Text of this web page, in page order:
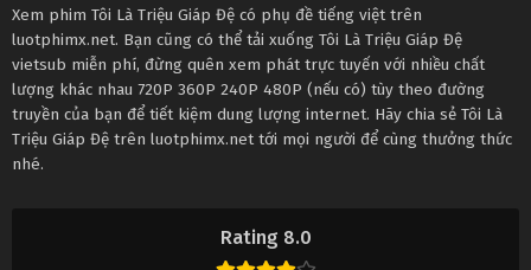
Rating 8.0
Xem phim Tôi Là Triệu Giáp Đệ có phụ đề tiếng việt trên
luotphimx.net. Bạn cũng có thể tải xuống Tôi Là Triệu Giáp Đệ
vietsub miễn phí, đừng quên xem phát trực tuyến với nhiều chất
lượng khác nhau 720P 360P 240P 480P (nếu có) tùy theo đường
truyền của bạn để tiết kiệm dung lượng internet. Hãy chia sẻ Tôi Là
Triệu Giáp Đệ trên luotphimx.net tới mọi người để cùng thưởng thức
nhé.